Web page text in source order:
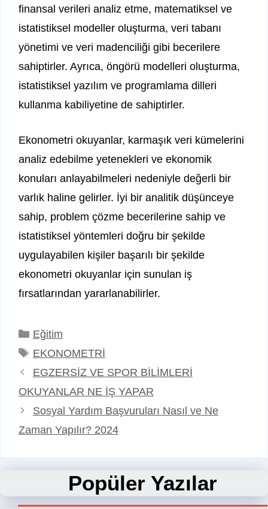
finansal verileri analiz etme, matematiksel ve
istatistiksel modeller oluşturma, veri tabanı
yönetimi ve veri madenciliği gibi becerilere
sahiptirler. Ayrıca, öngörü modelleri oluşturma,
istatistiksel yazılım ve programlama dilleri
kullanma kabiliyetine de sahiptirler.
Ekonometri okuyanlar, karmaşık veri kümelerini
analiz edebilme yetenekleri ve ekonomik
konuları anlayabilmeleri nedeniyle değerli bir
varlık haline gelirler. İyi bir analitik düşünceye
sahip, problem çözme becerilerine sahip ve
istatistiksel yöntemleri doğru bir şekilde
uygulayabilen kişiler başarılı bir şekilde
ekonometri okuyanlar için sunulan iş
fırsatlarından yararlanabilirler.
Kategoriler
Eğitim
Etiketler
EKONOMETRİ
EGZERSİZ VE SPOR BİLİMLERİ
OKUYANLAR NE İŞ YAPAR
Sosyal Yardım Başvuruları Nasıl ve Ne
Zaman Yapılır? 2024
Popüler Yazılar